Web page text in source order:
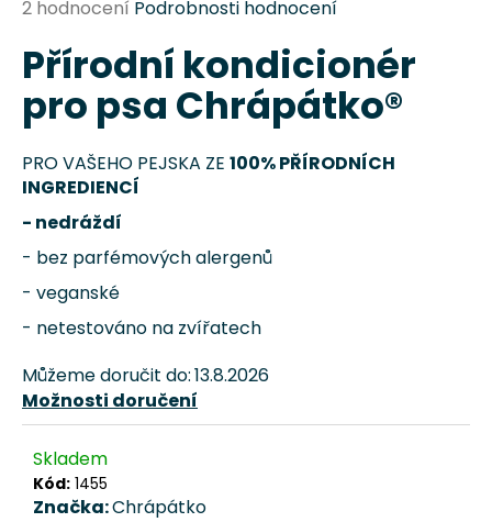
Průměrné
produktu
je
5,0
z
5
hvězdiček.
2 hodnocení Podrobnosti hodnocení
Přírodní kondicionér
pro psa Chrápátko®
PRO VAŠEHO PEJSKA ZE 100% PŘÍRODNÍCH
INGREDIENCÍ
- nedráždí
- bez parfémových alergenů
- veganské
- netestováno na zvířatech
Můžeme doručit do:13.8.2026
Možnosti doručení
Skladem
Kód: 1455
Značka:Chrápátko
j
í
t
HLEDAT
o
p
o
u
č